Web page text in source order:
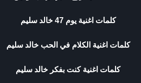
كلمات اغنية يوم 47 خالد سليم
كلمات اغنية الكلام في الحب خالد سليم
كلمات اغنية كنت بفكر خالد سليم